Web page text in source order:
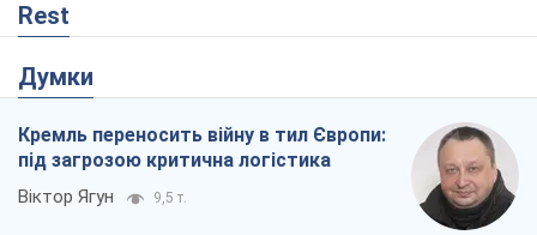
Rest
Думки
Кремль переносить війну в тил Європи:
під загрозою критична логістика
Віктор Ягун 9,5 т.